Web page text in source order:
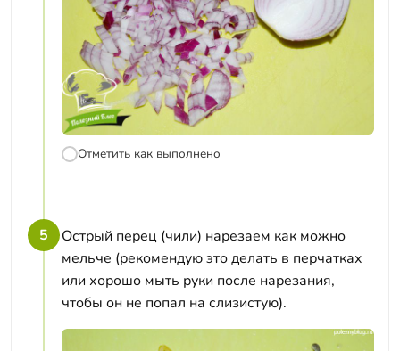
Отметить как выполнено
5
Острый перец (чили) нарезаем как можно
мельче (рекомендую это делать в перчатках
или хорошо мыть руки после нарезания,
чтобы он не попал на слизистую).